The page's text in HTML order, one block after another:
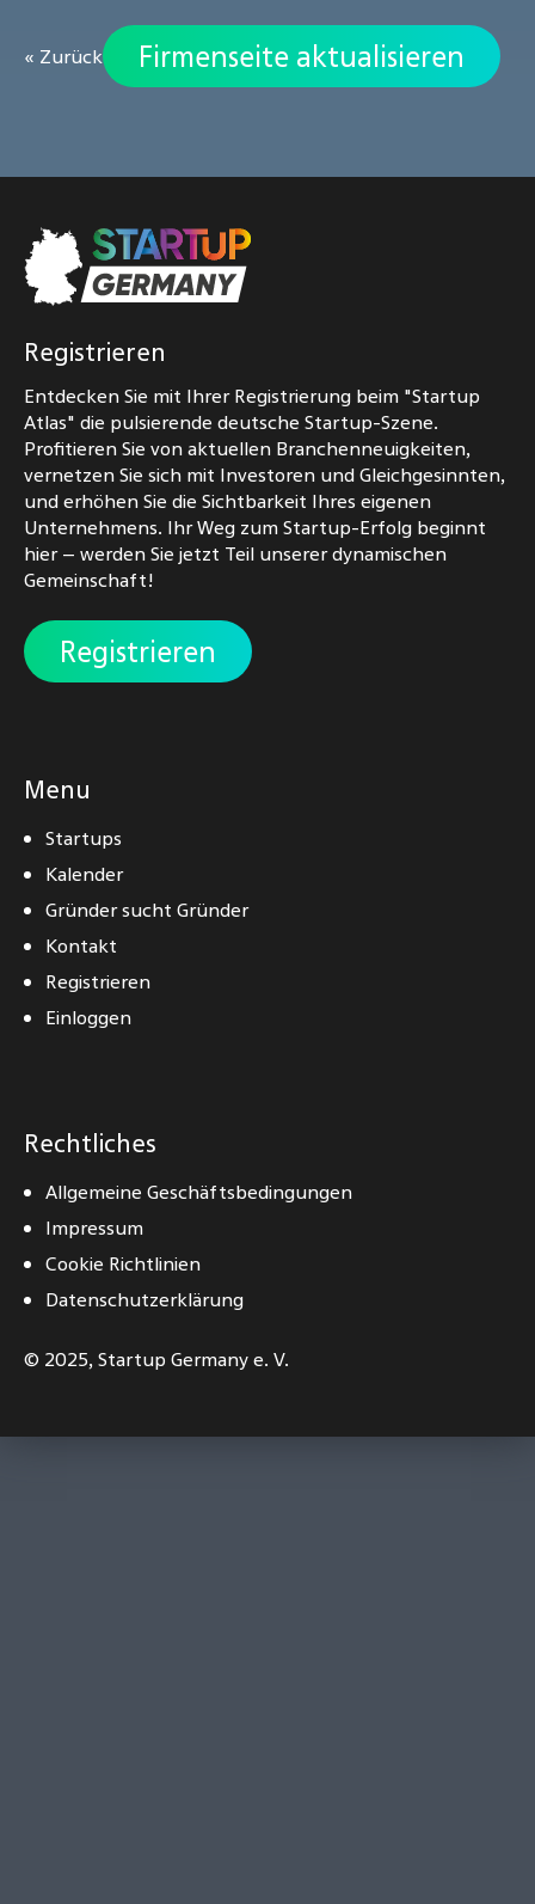
« Zurück Firmenseite aktualisieren
Registrieren
Entdecken Sie mit Ihrer Registrierung beim "Startup
Atlas" die pulsierende deutsche Startup-Szene.
Profitieren Sie von aktuellen Branchenneuigkeiten,
vernetzen Sie sich mit Investoren und Gleichgesinnten,
und erhöhen Sie die Sichtbarkeit Ihres eigenen
Unternehmens. Ihr Weg zum Startup-Erfolg beginnt
hier – werden Sie jetzt Teil unserer dynamischen
Gemeinschaft!
Registrieren
Menu
Startups
Kalender
Gründer sucht Gründer
Kontakt
Registrieren
Einloggen
Rechtliches
Allgemeine Geschäftsbedingungen
Impressum
Cookie Richtlinien
Datenschutzerklärung
© 2025,Startup Germany e. V.